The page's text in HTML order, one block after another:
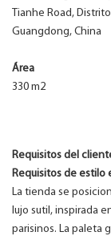
Tianhe Road,
Guangdong, China
Área
330 m2
Requisitos del
Requisitos de estilo
La tienda se
lujo sutil, inspirada
parisinos. La paleta